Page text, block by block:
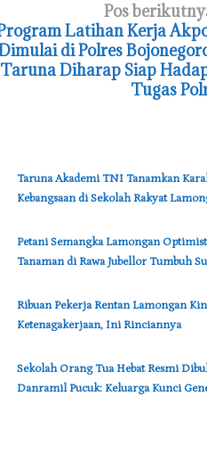
Pos
Latihan Kerja
di Polres
Taruna Diharap Siap
Tugas
‎Taruna Akademi TNI Tanamkan
Kebangsaan di Sekolah Rakyat
Petani Semangka Lamongan
Tanaman di Rawa Jubellor Tumbuh
‎Ribuan Pekerja Rentan Lamongan
Ketenagakerjaan, Ini Rinciannya
‎Sekolah Orang Tua Hebat Resmi
Danramil Pucuk: Keluarga Kunci